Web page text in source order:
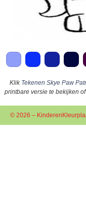
Klik Tekenen Skye Paw
printbare versie te bekijken
© 2026 –